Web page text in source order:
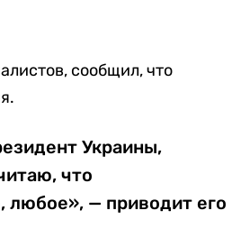
сообщил, что
Украины,
что
любое», — приводит его